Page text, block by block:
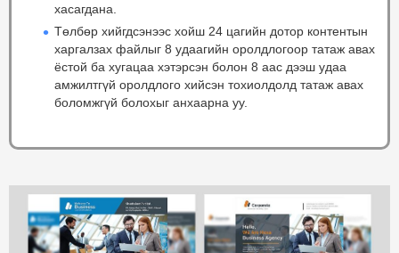
хасагдана.
Төлбөр хийгдсэнээс хойш 24 цагийн дотор контентын
харгалзах файлыг 8 удаагийн оролдлогоор татаж авах
ёстой ба хугацаа хэтэрсэн болон 8 аас дээш удаа
амжилтгүй оролдлого хийсэн тохиолдолд татаж авах
боломжгүй болохыг анхаарна уу.